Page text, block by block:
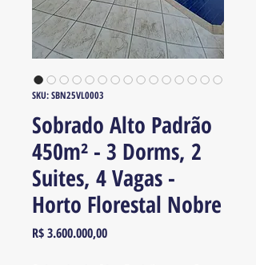
SKU: SBN25VL0003
Sobrado Alto Padrão
450m² - 3 Dorms, 2
Suites, 4 Vagas -
Horto Florestal Nobre
R$ 3.600.000,00Preço